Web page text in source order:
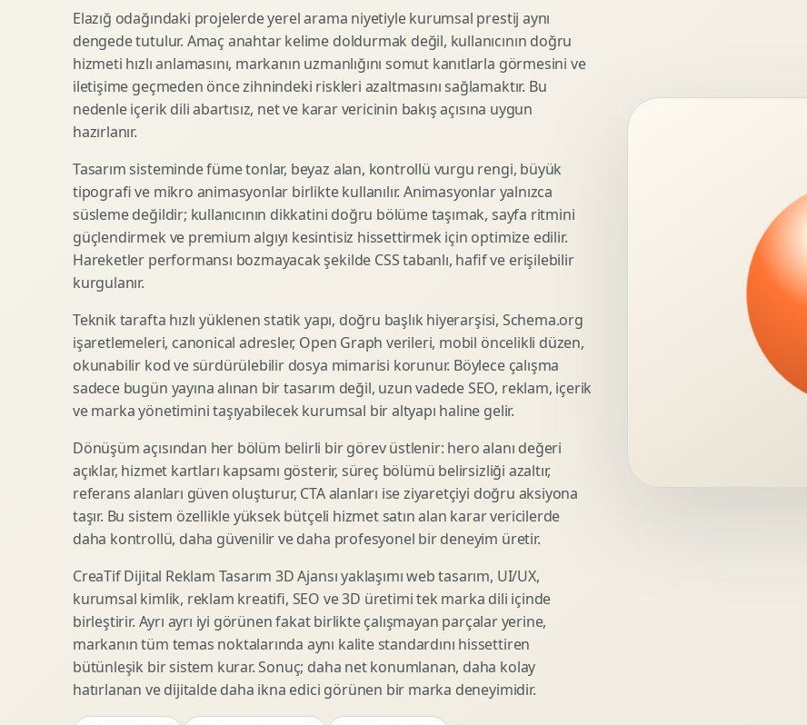
Uluslararasi SEO
SEO Icerik Stratejisi
Schema Markup Optimizasyonu
3D Karakter Tasarimi
3D Stand Tasarimi
3D Sosyal Medya Gorseli
3D Lansman Filmi
Low Poly Modelleme
High Poly Modelleme
3D Render Alma
Teknik Modelleme
Premium Ambalaj Tasarimi
Etiket Tasarimi
Kutu Tasarimi
Raf Gorunurlugu
Gida Ambalaj Tasarimi
Kozmetik Ambalaj Tasarimi
E Ticaret Kutu Tasarimi
Ambalaj Mockup Tasarimi
Afis Tasarimi
Brosur Tasarimi
Sosyal Medya Gorsel Tasarimi
Sunum Tasarimi
Infografik Tasarimi
Fuaye Gorsel Tasarimi
Kurumsal Ilan Tasarimi
Marka Stratejisi
Marka Konumlandirma
Isimlendirme
Rekabet Analizi
Marka Mimarisi
Deger Onerisi Tasarimi
Pazara Giris Stratejisi
Shopify Tasarim
Woocommerce Tasarim
Eticaret UX Optimizasyonu
Urun Sayfasi Tasarimi
Sepet Odeme UX
Pazaryeri Marka Magazasi
Eticaret SEO Altyapisi
Lead Generation Landing Page
Reklam Landing Page
Urun Lansman Sayfasi
Ab Test Arayuzu
App Landing Page
Form Optimizasyonu
Sales Page Tasarimi
Display Banner Tasarimi
Video Reklam Kreatifi
Outdoor Reklam Tasarimi
Story Reklam Tasarimi
Statik Reklam Gorseli
Motion Banner Tasarimi
Elazığ odağındaki projelerde yerel arama niyetiyle kurumsal prestij aynı
dengede tutulur. Amaç anahtar kelime doldurmak değil, kullanıcının doğru
hizmeti hızlı anlamasını, markanın uzmanlığını somut kanıtlarla görmesini ve
iletişime geçmeden önce zihnindeki riskleri azaltmasını sağlamaktır. Bu
nedenle içerik dili abartısız, net ve karar vericinin bakış açısına uygun
hazırlanır.
Tasarım sisteminde füme tonlar, beyaz alan, kontrollü vurgu rengi, büyük
tipografi ve mikro animasyonlar birlikte kullanılır. Animasyonlar yalnızca
süsleme değildir; kullanıcının dikkatini doğru bölüme taşımak, sayfa ritmini
güçlendirmek ve premium algıyı kesintisiz hissettirmek için optimize edilir.
Hareketler performansı bozmayacak şekilde CSS tabanlı, hafif ve erişilebilir
kurgulanır.
Teknik tarafta hızlı yüklenen statik yapı, doğru başlık hiyerarşisi, Schema.org
işaretlemeleri, canonical adresler, Open Graph verileri, mobil öncelikli düzen,
okunabilir kod ve sürdürülebilir dosya mimarisi korunur. Böylece çalışma
sadece bugün yayına alınan bir tasarım değil, uzun vadede SEO, reklam, içerik
ve marka yönetimini taşıyabilecek kurumsal bir altyapı haline gelir.
Dönüşüm açısından her bölüm belirli bir görev üstlenir: hero alanı değeri
açıklar, hizmet kartları kapsamı gösterir, süreç bölümü belirsizliği azaltır,
referans alanları güven oluşturur, CTA alanları ise ziyaretçiyi doğru aksiyona
taşır. Bu sistem özellikle yüksek bütçeli hizmet satın alan karar vericilerde
daha kontrollü, daha güvenilir ve daha profesyonel bir deneyim üretir.
CreaTif Dijital Reklam Tasarım 3D Ajansı yaklaşımı web tasarım, UI/UX,
kurumsal kimlik, reklam kreatifi, SEO ve 3D üretimi tek marka dili içinde
birleştirir. Ayrı ayrı iyi görünen fakat birlikte çalışmayan parçalar yerine,
markanın tüm temas noktalarında aynı kalite standardını hissettiren
bütünleşik bir sistem kurar. Sonuç; daha net konumlanan, daha kolay
hatırlanan ve dijitalde daha ikna edici görünen bir marka deneyimidir.